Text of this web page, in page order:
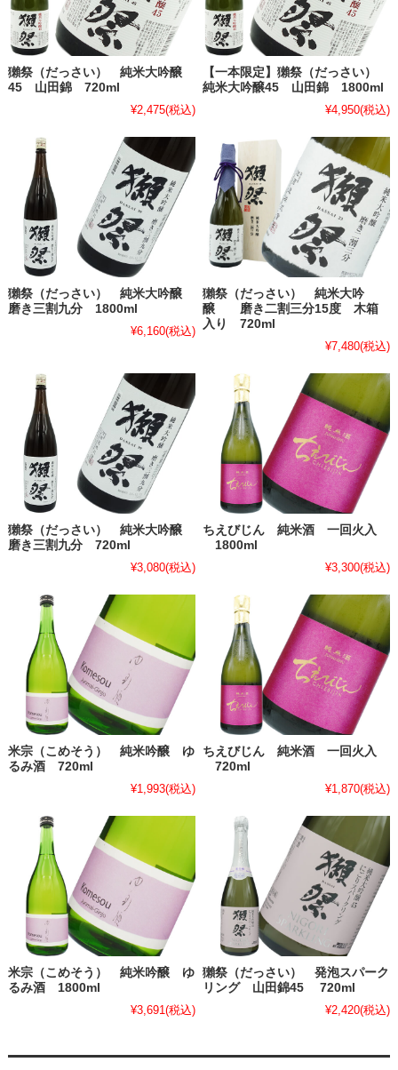
獺祭（だっさい） 純米大吟醸
45 山田錦 720ml
¥2,475(税込)
【一本限定】獺祭（だっさい）
純米大吟醸45 山田錦 1800ml
¥4,950(税込)
獺祭（だっさい） 純米大吟醸
磨き三割九分 1800ml
¥6,160(税込)
獺祭（だっさい） 純米大吟
醸 磨き二割三分15度 木箱
入り 720ml
¥7,480(税込)
獺祭（だっさい） 純米大吟醸
磨き三割九分 720ml
¥3,080(税込)
ちえびじん 純米酒 一回火入
1800ml
¥3,300(税込)
米宗（こめそう） 純米吟醸 ゆ
るみ酒 720ml
¥1,993(税込)
ちえびじん 純米酒 一回火入
720ml
¥1,870(税込)
米宗（こめそう） 純米吟醸 ゆ
るみ酒 1800ml
¥3,691 (税込)
獺祭（だっさい） 発泡スパーク
リング 山田錦45 720ml
¥2,420(税込)